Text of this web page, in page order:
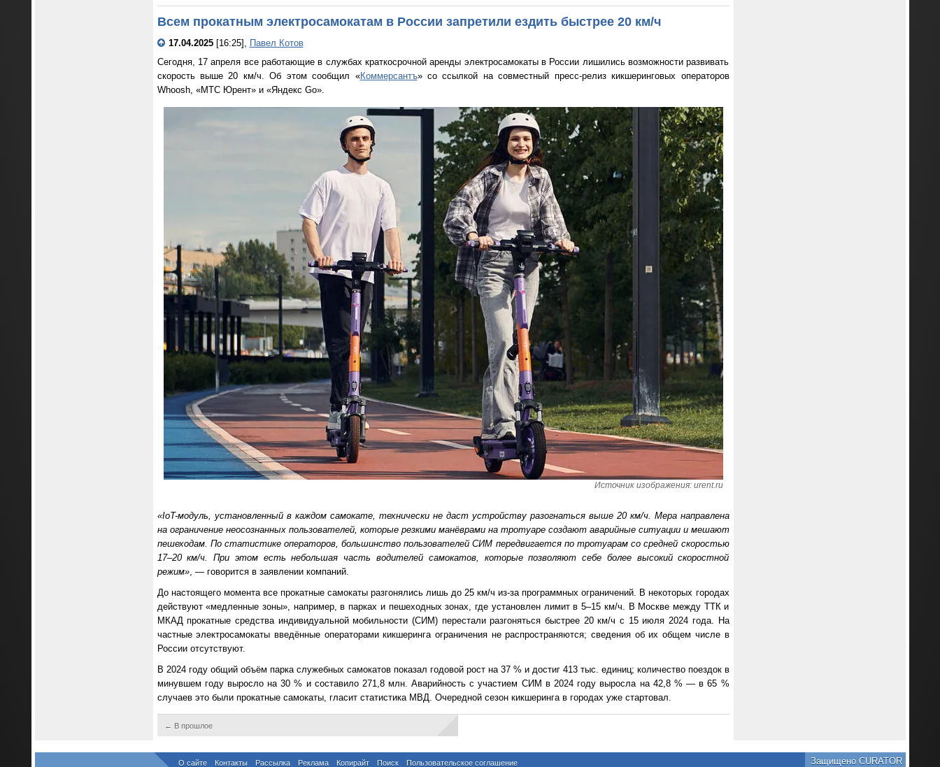
Всем прокатным электросамокатам в России запретили ездить быстрее 20 км/ч
17.04.2025[16:25], Павел Котов
Сегодня, 17 апреля все работающие в службах краткосрочной аренды электросамокаты в России лишились возможности развивать
скорость выше 20 км/ч. Об этом сообщил «Коммерсантъ» со ссылкой на совместный пресс-релиз кикшеринговых операторов
Whoosh, «МТС Юрент» и «Яндекс Go».
Источник изображения: urent.ru
«IoT-модуль, установленный в каждом самокате, технически не даст устройству разогнаться выше 20 км/ч. Мера направлена
на ограничение неосознанных пользователей, которые резкими манёврами на тротуаре создают аварийные ситуации и мешают
пешеходам. По статистике операторов, большинство пользователей СИМ передвигается по тротуарам со средней скоростью
17–20 км/ч. При этом есть небольшая часть водителей самокатов, которые позволяют себе более высокий скоростной
режим», — говорится в заявлении компаний.
До настоящего момента все прокатные самокаты разгонялись лишь до 25 км/ч из-за программных ограничений. В некоторых городах
действуют «медленные зоны», например, в парках и пешеходных зонах, где установлен лимит в 5–15 км/ч. В Москве между ТТК и
МКАД прокатные средства индивидуальной мобильности (СИМ) перестали разгоняться быстрее 20 км/ч с 15 июля 2024 года. На
частные электросамокаты введённые операторами кикшеринга ограничения не распространяются; сведения об их общем числе в
России отсутствуют.
В 2024 году общий объём парка служебных самокатов показал годовой рост на 37 % и достиг 413 тыс. единиц; количество поездок в
минувшем году выросло на 30 % и составило 271,8 млн. Аварийность с участием СИМ в 2024 году выросла на 42,8 % — в 65 %
случаев это были прокатные самокаты, гласит статистика МВД. Очередной сезон кикшеринга в городах уже стартовал.
← В прошлое
О сайте Контакты Рассылка Реклама Копирайт Поиск Пользовательское соглашение Защищено CURATOR